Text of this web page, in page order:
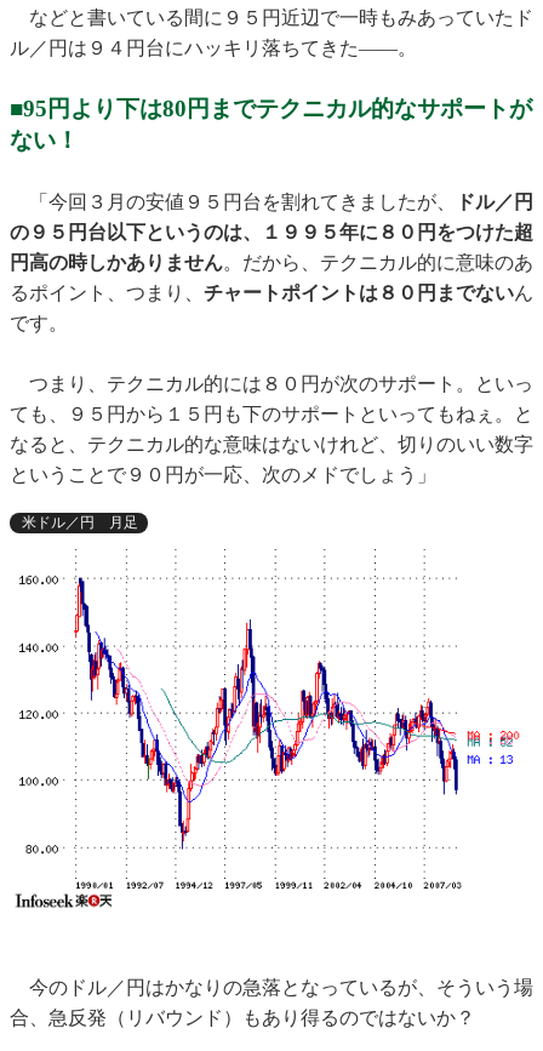
などと書いている間に９５円近辺で一時もみあっていたド
ル／円は９４円台にハッキリ落ちてきた——。
■95円より下は80円までテクニカル的なサポートが
ない！
「今回３月の安値９５円台を割れてきましたが、
ドル／円
の９５円台以下というのは、１９９５年に８０円をつけた超
円高の時しかありません。だから、テクニカル的に意味のあ
るポイント、つまり、 チャートポイントは８０円までないん
です。
つまり、テクニカル的には８０円が次のサポート。といっ
ても、９５円から１５円も下のサポートといってもねぇ。と
なると、テクニカル的な意味はないけれど、切りのいい数字
ということで９０円が一応、次のメドでしょう」
米ドル／円 月足
今のドル／円はかなりの急落となっているが、そういう場
合、急反発（リバウンド）もあり得るのではないか？